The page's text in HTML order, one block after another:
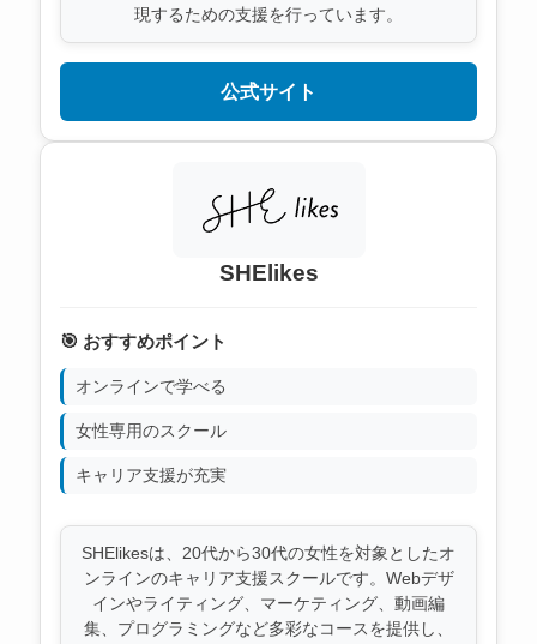
現するための支援を行っています。
公式サイト
SHElikes
🎯 おすすめポイント
オンラインで学べる
女性専用のスクール
キャリア支援が充実
SHElikesは、20代から30代の女性を対象としたオ
ンラインのキャリア支援スクールです。Webデザ
インやライティング、マーケティング、動画編
集、プログラミングなど多彩なコースを提供し、